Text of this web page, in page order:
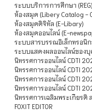
ระบบบริการการศึกษา (REG)
ห้องสมุด (Libery Catalog -
ห้องสมุดดิจิทัล (E-Libary)
ห้องสมุดออนไลน์ (E-
ระบบสารบรรณอิเล็กทรอนิก
ระบบแสดงผลออนไลน์ของบุ
นิทรรศการออนไลน์ CDTI
นิทรรศการออนไลน์ CDTI
นิทรรศการออนไลน์ CDTI
นิทรรศการออนไลน์ CDTI
นิทรรศการเฉลิมพระเกียรติ
FOXIT EDITOR